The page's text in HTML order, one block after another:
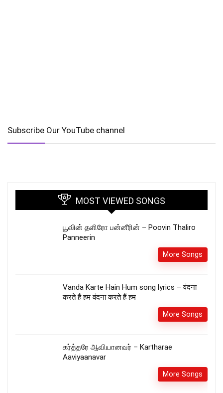
Subscribe Our YouTube channel
MOST VIEWED SONGS
பூவின் தளிரோ பன்னீரின் – Poovin Thaliro
Panneerin
More Songs
Vanda Karte Hain Hum song lyrics – वंदना
करते हैं हम वंदना करते हैं हम
More Songs
கர்த்தரே ஆவியானவர் – Kartharae
Aaviyaanavar
More Songs